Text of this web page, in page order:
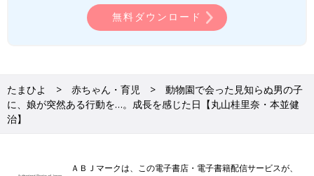
無料ダウンロード
たまひよ 赤ちゃん・育児
動物園で会った見知らぬ男の子
に、娘が突然ある行動を…。成長を感じた日【丸山桂里奈・本並健
治】
ＡＢＪマークは、この電子書店・電子書籍配信サービスが、